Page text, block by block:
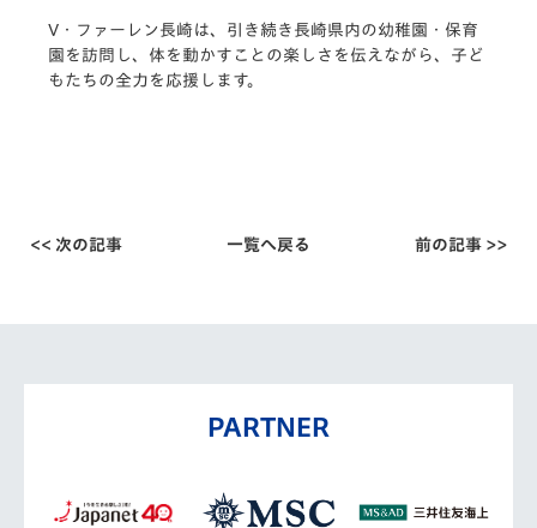
V・ファーレン長崎は、引き続き長崎県内の幼稚園・保育
園を訪問し、体を動かすことの楽しさを伝えながら、子ど
もたちの全力を応援します。
<< 次の記事 一覧へ戻る 前の記事 >>
PARTNER